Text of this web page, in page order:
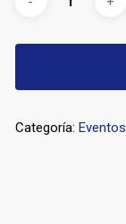
Categoría: Eventos